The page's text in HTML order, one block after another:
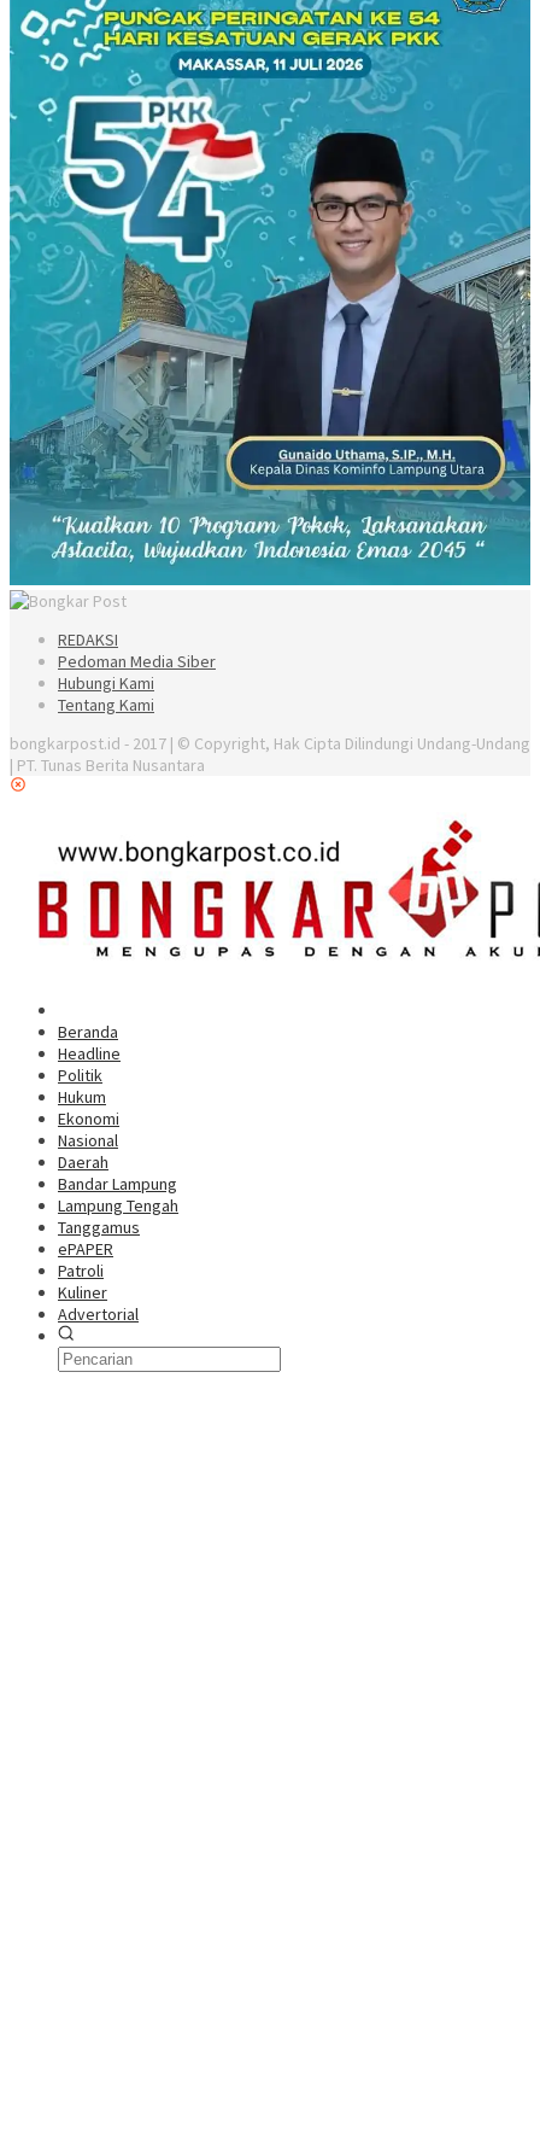
REDAKSI
Pedoman Media Siber
Hubungi Kami
Tentang Kami
bongkarpost.id - 2017 | © Copyright, Hak Cipta Dilindungi Undang-Undang
| PT. Tunas Berita Nusantara
Beranda
Headline
Politik
Hukum
Ekonomi
Nasional
Daerah
Bandar Lampung
Lampung Tengah
Tanggamus
ePAPER
Patroli
Kuliner
Advertorial